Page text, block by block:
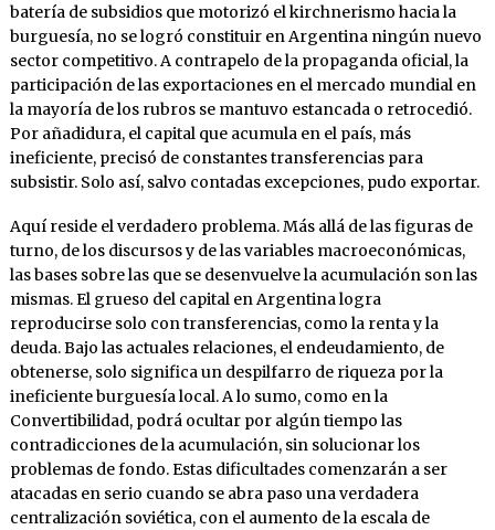
batería de subsidios que motorizó el kirchnerismo hacia la
burguesía, no se logró constituir en Argentina ningún nuevo
sector competitivo. A contrapelo de la propaganda oficial, la
participación de las exportaciones en el mercado mundial en
la mayoría de los rubros se mantuvo estancada o retrocedió.
Por añadidura, el capital que acumula en el país, más
ineficiente, precisó de constantes transferencias para
subsistir. Solo así, salvo contadas excepciones, pudo exportar.
Aquí reside el verdadero problema. Más allá de las figuras de
turno, de los discursos y de las variables macroeconómicas,
las bases sobre las que se desenvuelve la acumulación son las
mismas. El grueso del capital en Argentina logra
reproducirse solo con transferencias, como la renta y la
deuda. Bajo las actuales relaciones, el endeudamiento, de
obtenerse, solo significa un despilfarro de riqueza por la
ineficiente burguesía local. A lo sumo, como en la
Convertibilidad, podrá ocultar por algún tiempo las
contradicciones de la acumulación, sin solucionar los
problemas de fondo. Estas dificultades comenzarán a ser
atacadas en serio cuando se abra paso una verdadera
centralización soviética, con el aumento de la escala de